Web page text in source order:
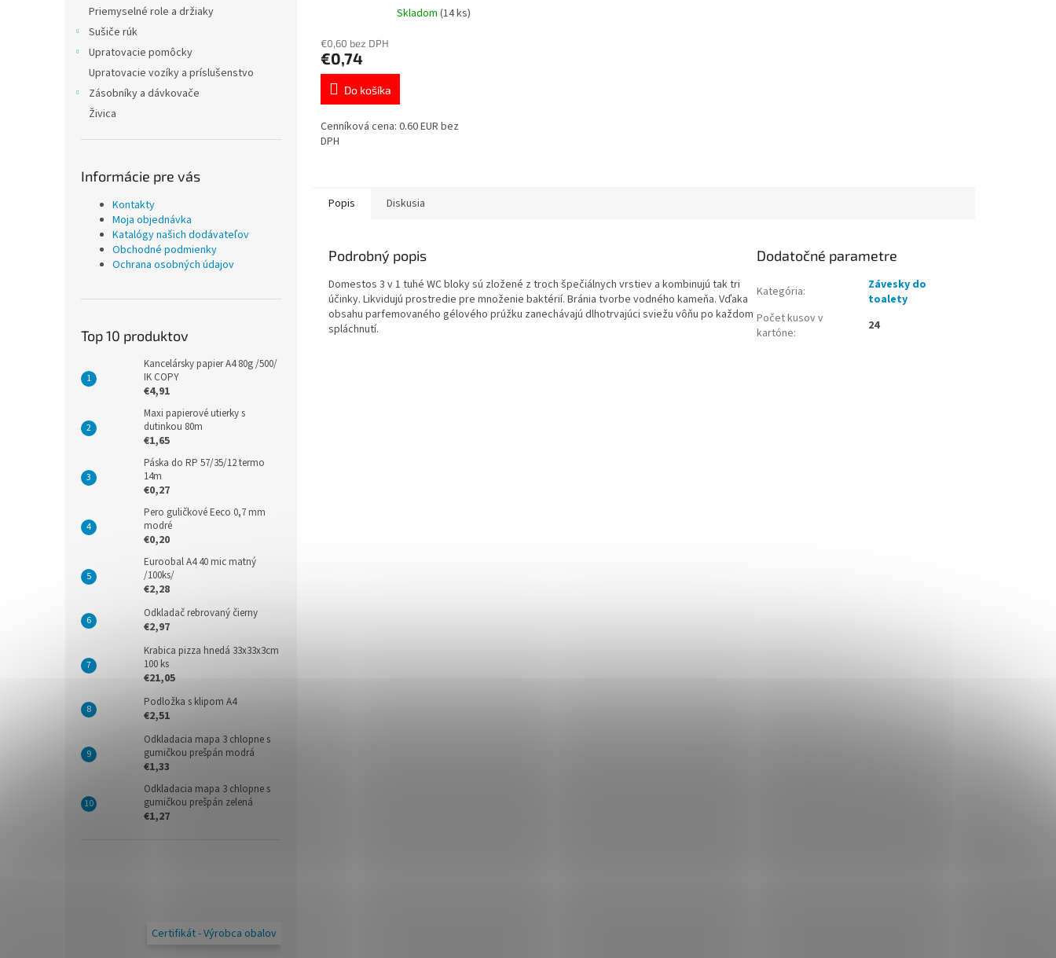
Priemyselné role a držiaky
Sušiče rúk
Upratovacie pomôcky
Upratovacie vozíky a príslušenstvo
Zásobníky a dávkovače
Živica
Informácie pre vás
Kontakty
Moja objednávka
Katalógy našich dodávateľov
Obchodné podmienky
Ochrana osobných údajov
Top 10 produktov
Kancelársky papier A4 80g /500/
IK COPY
€4,91
Maxi papierové utierky s
dutinkou 80m
€1,65
Páska do RP 57/35/12 termo
14m
€0,27
Pero guličkové Eeco 0,7 mm
modré
€0,20
Euroobal A4 40 mic matný
/100ks/
€2,28
Odkladač rebrovaný čierny
€2,97
Krabica pizza hnedá 33x33x3cm
100 ks
€21,05
Podložka s klipom A4
€2,51
Odkladacia mapa 3 chlopne s
gumičkou prešpán modrá
€1,33
Odkladacia mapa 3 chlopne s
gumičkou prešpán zelená
€1,27
Certifikát - Výrobca obalov
Skladom (14 ks)
€0,60 bez DPH
€0,74
Do košíka
Cenníková cena: 0.60 EUR bez
DPH
Popis Diskusia
Podrobný popis
Domestos 3 v 1 tuhé WC bloky sú zložené z troch špečiálnych vrstiev a kombinujú tak tri
účinky. Likvidujú prostredie pre množenie baktérií. Bránia tvorbe vodného kameňa. Vďaka
obsahu parfemovaného gélového prúžku zanechávajú dlhotrvajúci sviežu vôňu po každom
spláchnutí.
Dodatočné parametre
Kategória:
Závesky do
toalety
Počet kusov v
kartóne: 24